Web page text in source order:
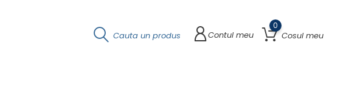
Contul meu Cosul meu
0
Cauta un produs